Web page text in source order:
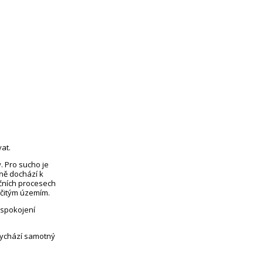
Pro sucho je
dochází k
procesech
územím.
samotný